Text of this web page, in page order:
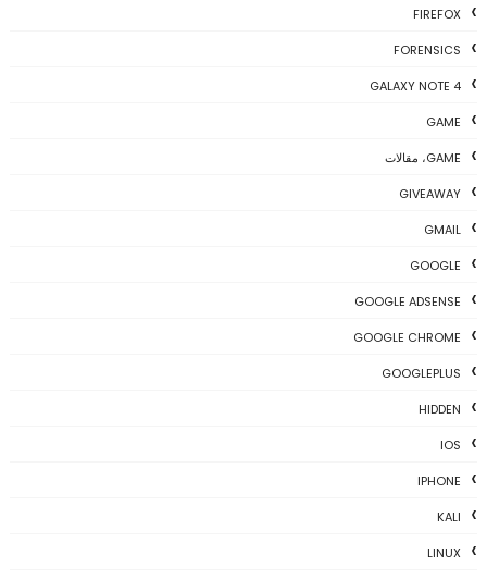
FIREFOX
FORENSICS
GALAXY NOTE 4
GAME
GAME، مقالات
GIVEAWAY
GMAIL
GOOGLE
GOOGLE ADSENSE
GOOGLE CHROME
GOOGLEPLUS
HIDDEN
IOS
IPHONE
KALI
LINUX